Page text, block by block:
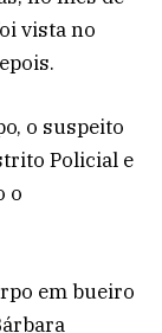
vista no
o suspeito
Policial e
o
em bueiro